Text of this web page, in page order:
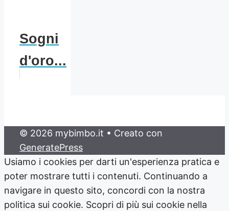
Sogni
d'oro...
© 2026 mybimbo.it • Creato con
GeneratePress
Usiamo i cookies per darti un'esperienza pratica e
poter mostrare tutti i contenuti. Continuando a
navigare in questo sito, concordi con la nostra
politica sui cookie. Scopri di più sui cookie nella